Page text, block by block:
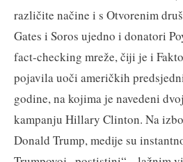
različite načine i s Otvorenim
Gates i Soros ujedno i donatori
fact-checking mreže, čiji je i
pojavila uoči američkih
godine, na kojima je navedeni
kampanju Hillary Clinton. Na
Donald Trump, medije su